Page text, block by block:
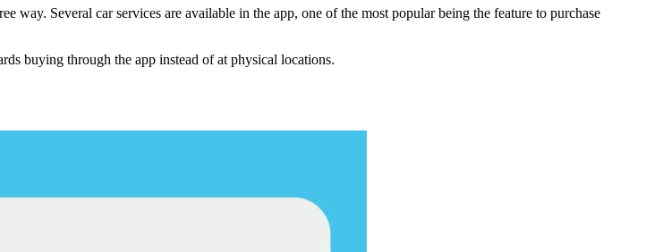
way. Several car services are available in the app, one of the most popular being the feature to purchase
buying through the app instead of at physical locations.